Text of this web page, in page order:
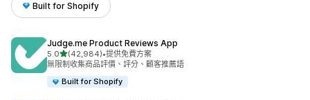
Built for Shopify
Judge.me Product Reviews App
5.0滿分 5 顆星
(42,984)
共有 42984 則評價
•提供免費方案
無限制收集商品評價、評分、顧客推薦語
Built for Shopify